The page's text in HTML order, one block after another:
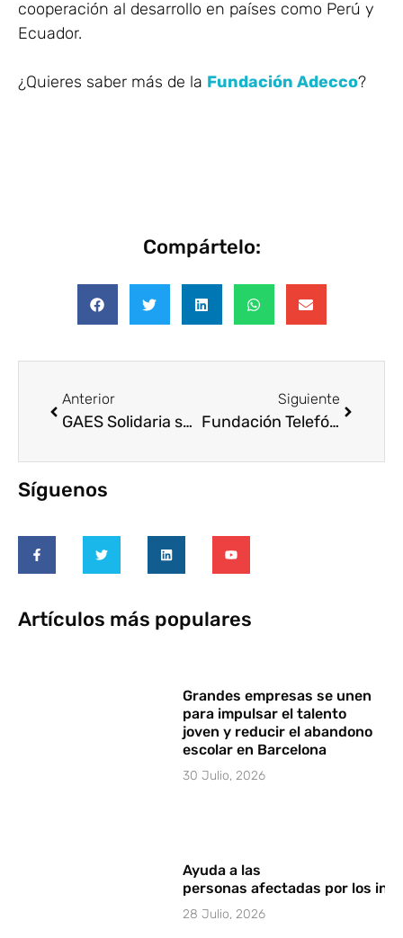
cooperación al desarrollo en países como Perú y
Ecuador.
¿Quieres saber más de la Fundación Adecco?
Compártelo:
Anterior
GAES Solidaria se une a Fundación Codespa en la inclusión económica de indígenas en Ecuador
Siguiente
Fundación Telefónica apoyará a 50 ONG propuestas por voluntarios Telefónica
Síguenos
Artículos más populares
Grandes empresas se unen
para impulsar el talento
joven y reducir el abandono
escolar en Barcelona
30 Julio, 2026
Ayuda a las
personas afectadas por los
28 Julio, 2026